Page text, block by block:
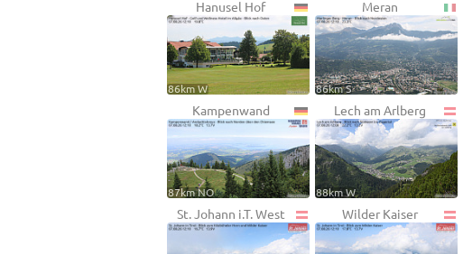
Hanusel Hof
86km W
Meran
86km S
Kampenwand
87km NO
Lech am Arlberg
88km W
St. Johann i.T. West Wilder Kaiser